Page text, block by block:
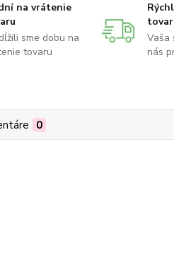
na vrátenie
sme dobu na
tovaru
Vaša
nás
0